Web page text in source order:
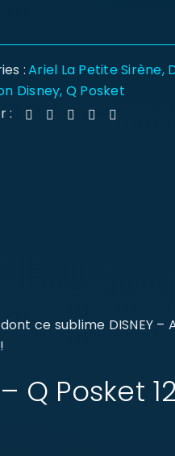
:Ariel La Petite Sirène,
Disney, Q Posket
:
ce sublime DISNEY –
Q Posket